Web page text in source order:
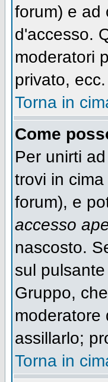
forum) e ad
d'accesso.
moderatori
privato, ecc.
Torna in
Come
Per unirti
trovi in
forum), e
accesso
nascosto.
sul
Gruppo,
moderatore
assillarlo;
Torna in